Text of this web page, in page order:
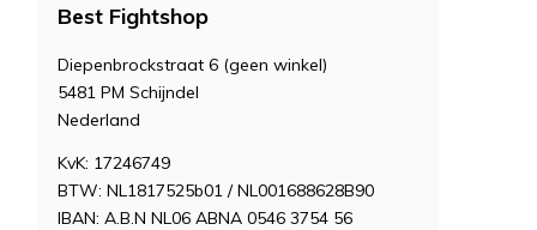
Best Fightshop
Diepenbrockstraat 6 (geen winkel)
5481 PM Schijndel
Nederland
KvK: 17246749
BTW: NL1817525b01 / NL001688628B90
IBAN: A.B.N NL06 ABNA 0546 3754 56